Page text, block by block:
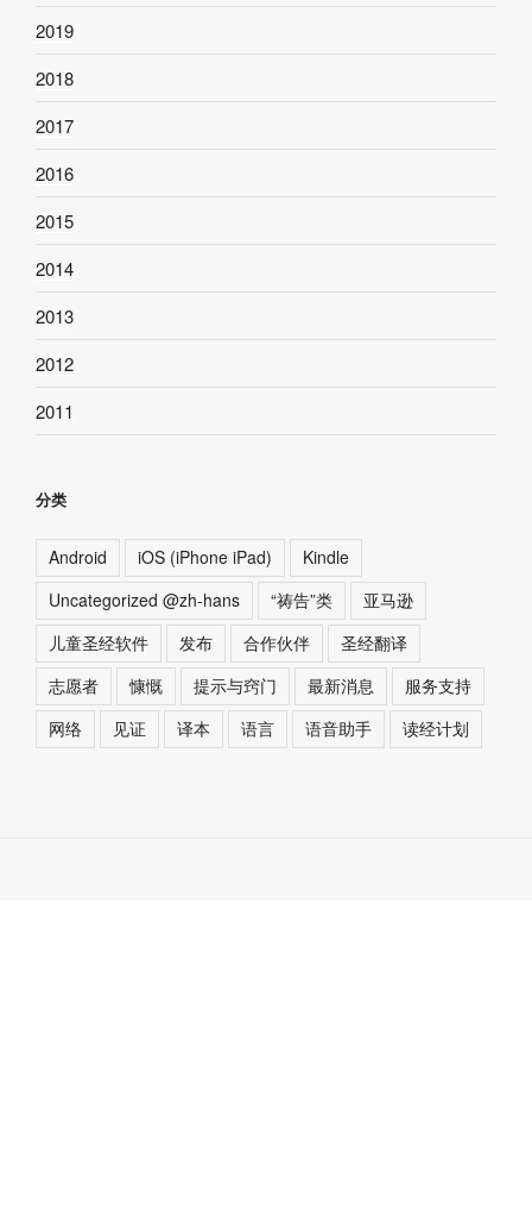
2019
2018
2017
2016
2015
2014
2013
2012
2011
分类
Android iOS (iPhone iPad)
Kindle
Uncategorized @zh-hans
“祷告”类
亚马逊
儿童圣经软件
发布 合作伙伴
圣经翻译
志愿者
慷慨 提示与窍门 最新消息
服务支持
网络
见证 译本 语言 语音助手 读经计划